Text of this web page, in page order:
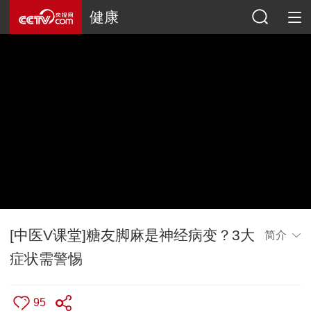
健康
[中医V课堂]糖友脚麻是神经病变？3大
症状需警惕
简介
95